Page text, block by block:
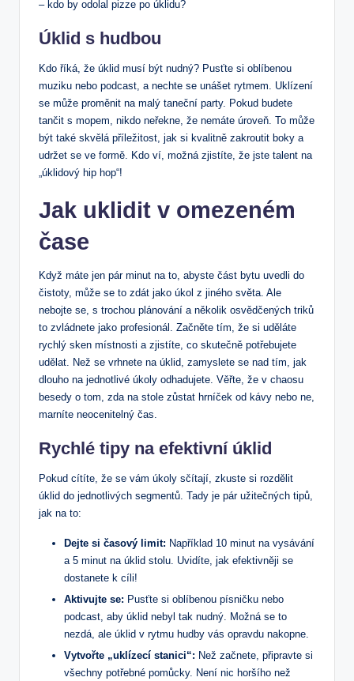
– kdo by odolal pizze po úklidu?
Úklid s hudbou
Kdo říká, že úklid musí být nudný? Pusťte si oblíbenou
muziku nebo podcast, a nechte se unášet rytmem. Uklízení
se může proměnit na malý taneční party. Pokud budete
tančit s mopem, nikdo neřekne, že nemáte úroveň. To může
být také skvělá příležitost, jak si kvalitně zakroutit boky a
udržet se ve formě. Kdo ví, možná zjistíte, že jste talent na
„úklidový hip hop“!
Jak uklidit v omezeném
čase
Když máte jen pár minut na to, abyste část bytu uvedli do
čistoty, může se to zdát jako úkol z jiného světa. Ale
nebojte se, s trochou plánování a několik osvědčených triků
to zvládnete jako profesionál. Začněte tím, že si uděláte
rychlý sken místnosti a zjistíte, co skutečně potřebujete
udělat. Než se vrhnete na úklid, zamyslete se nad tím, jak
dlouho na jednotlivé úkoly odhadujete. Věřte, že v chaosu
besedy o tom, zda na stole zůstat hrníček od kávy nebo ne,
marníte neocenitelný čas.
Rychlé tipy na efektivní úklid
Pokud cítíte, že se vám úkoly sčítají, zkuste si rozdělit
úklid do jednotlivých segmentů. Tady je pár užitečných tipů,
jak na to:
Dejte si časový limit: Například 10 minut na vysávání
a 5 minut na úklid stolu. Uvidíte, jak efektivněji se
dostanete k cíli!
Aktivujte se: Pusťte si oblíbenou písničku nebo
podcast, aby úklid nebyl tak nudný. Možná se to
nezdá, ale úklid v rytmu hudby vás opravdu nakopne.
Vytvořte „uklízecí stanici“: Než začnete, připravte si
všechny potřebné pomůcky. Není nic horšího než